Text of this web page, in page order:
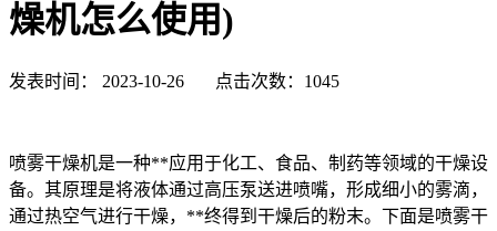
燥机怎么使用)
发表时间： 2023-10-26 点击次数：1045
喷雾干燥机是一种**应用于化工、食品、制药等领域的干燥设
备。其原理是将液体通过高压泵送进喷嘴，形成细小的雾滴，
通过热空气进行干燥，**终得到干燥后的粉末。下面是喷雾干